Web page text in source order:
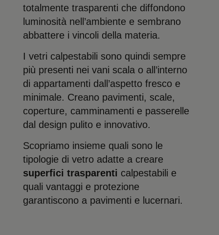
totalmente trasparenti che diffondono
luminosità nell’ambiente e sembrano
abbattere i vincoli della materia.
I vetri calpestabili sono quindi sempre
più presenti nei vani scala o all’interno
di appartamenti dall’aspetto fresco e
minimale. Creano pavimenti, scale,
coperture, camminamenti e passerelle
dal design pulito e innovativo.
Scopriamo insieme quali sono le
tipologie di vetro adatte a creare
superfici trasparenti calpestabili e
quali vantaggi e protezione
garantiscono a pavimenti e lucernari.